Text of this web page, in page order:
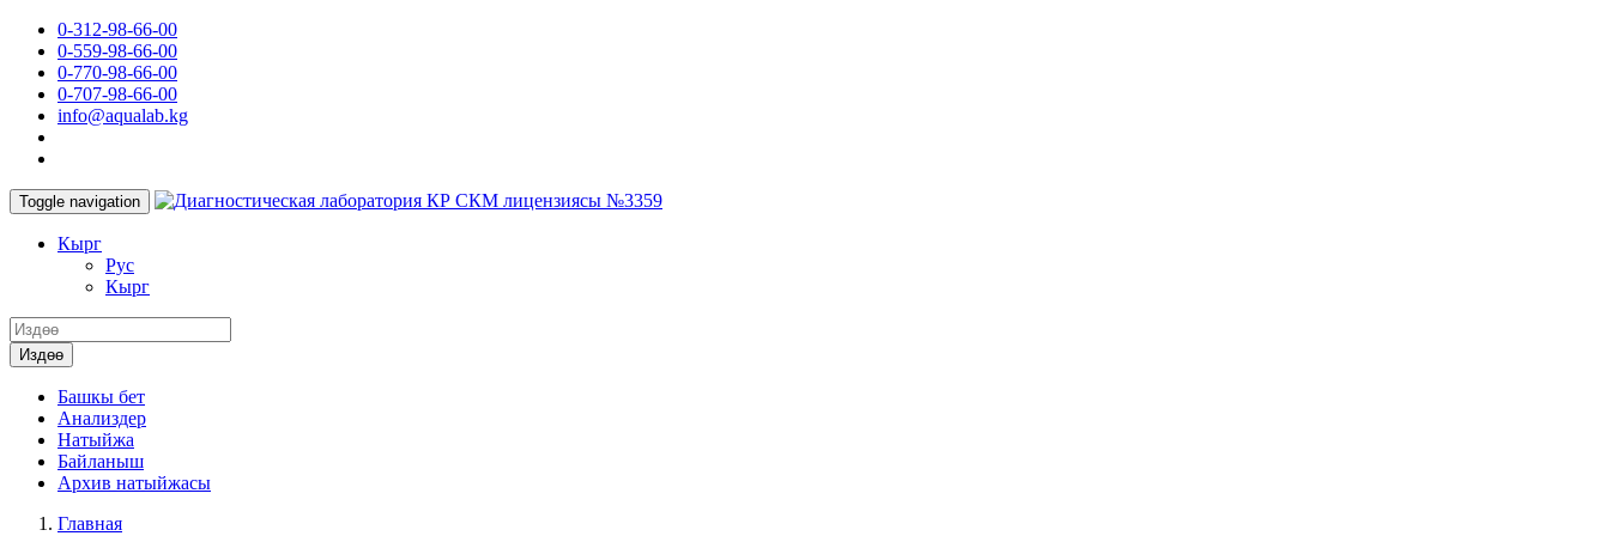
0-312-98-66-00
0-559-98-66-00
0-770-98-66-00
0-707-98-66-00
info@aqualab.kg
Toggle navigation КР СКМ лицензиясы №3359
Кырг
Руc
Кырг
Издөө
Башкы бет
Анализдер
Натыйжа
Байланыш
Архив натыйжасы
Главная